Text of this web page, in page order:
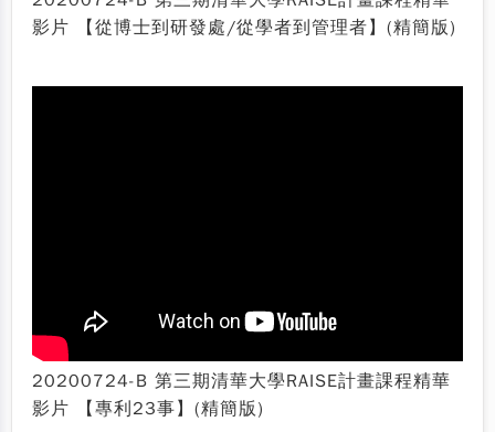
影片 【從博士到研發處/從學者到管理者】(精簡版)
20200724-B 第三期清華大學RAISE計畫課程精華
影片 【專利23事】(精簡版)